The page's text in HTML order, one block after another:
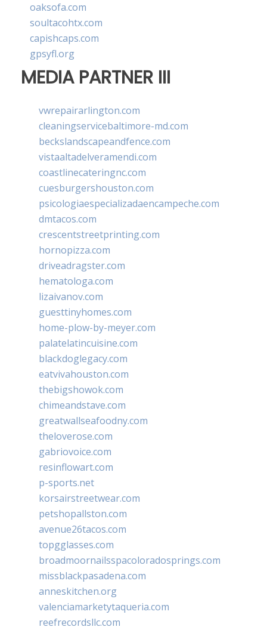
oaksofa.com
soultacohtx.com
capishcaps.com
gpsyfl.org
MEDIA PARTNER III
vwrepairarlington.com
cleaningservicebaltimore-md.com
beckslandscapeandfence.com
vistaaltadelveramendi.com
coastlinecateringnc.com
cuesburgershouston.com
psicologiaespecializadaencampeche.com
dmtacos.com
crescentstreetprinting.com
hornopizza.com
driveadragster.com
hematologa.com
lizaivanov.com
guesttinyhomes.com
home-plow-by-meyer.com
palatelatincuisine.com
blackdoglegacy.com
eatvivahouston.com
thebigshowok.com
chimeandstave.com
greatwallseafoodny.com
theloverose.com
gabriovoice.com
resinflowart.com
p-sports.net
korsairstreetwear.com
petshopallston.com
avenue26tacos.com
topgglasses.com
broadmoornailsspacoloradosprings.com
missblackpasadena.com
anneskitchen.org
valenciamarketytaqueria.com
reefrecordsllc.com